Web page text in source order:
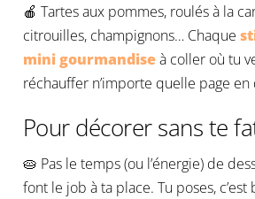
🍎 Tartes aux pommes, roulés à la
citrouilles, champignons… Chaque
mini gourmandiseà coller où tu
réchauffer n’importe quelle page en
Pour décorer sans te
🥧 Pas le temps (ou l’énergie) de
font le job à ta place. Tu poses, c’est